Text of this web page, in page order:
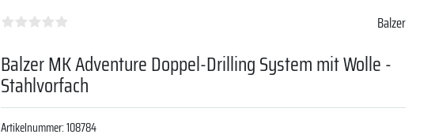
Balzer
Balzer MK Adventure Doppel-Drilling System mit Wolle -
Stahlvorfach
Artikelnummer:108784